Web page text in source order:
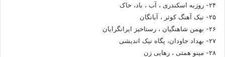
۲۴- روزبه اسکندری ، آب ، باد، خاک
۲۵- نیک آهنگ کوثر ، آبانگان
۲۶- بهمن شاهنگیان ، رستاخیز ایرانگرایان
۲۷- بهداد جاودان، پگاه نیک اندیشی
۲۸- مینو همتی ، رهایی زن